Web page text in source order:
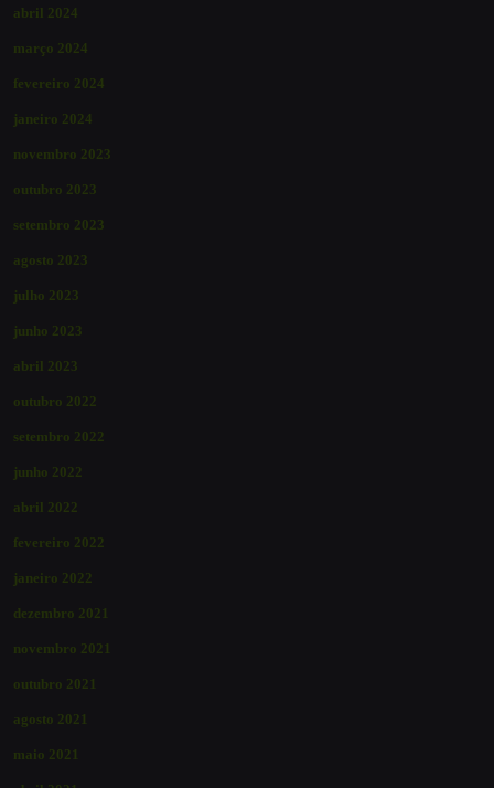
abril 2024
março 2024
fevereiro 2024
janeiro 2024
novembro 2023
outubro 2023
setembro 2023
agosto 2023
julho 2023
junho 2023
abril 2023
outubro 2022
setembro 2022
junho 2022
abril 2022
fevereiro 2022
janeiro 2022
dezembro 2021
novembro 2021
outubro 2021
agosto 2021
maio 2021